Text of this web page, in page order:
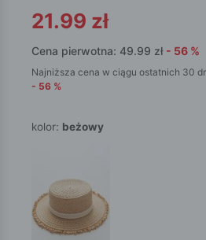
21.99 zł
Cena pierwotna: 49.99 zł - 56 %
Najniższa cena w ciągu ostatnich 30
- 56 %
kolor: beżowy